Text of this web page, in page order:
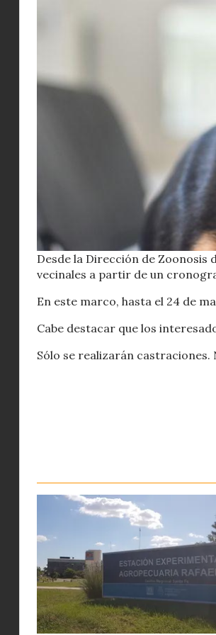
Desde la Dirección de Zoonosis
vecinales a partir de un
En este marco, hasta el 24 de
Cabe destacar que los
Sólo se realizarán